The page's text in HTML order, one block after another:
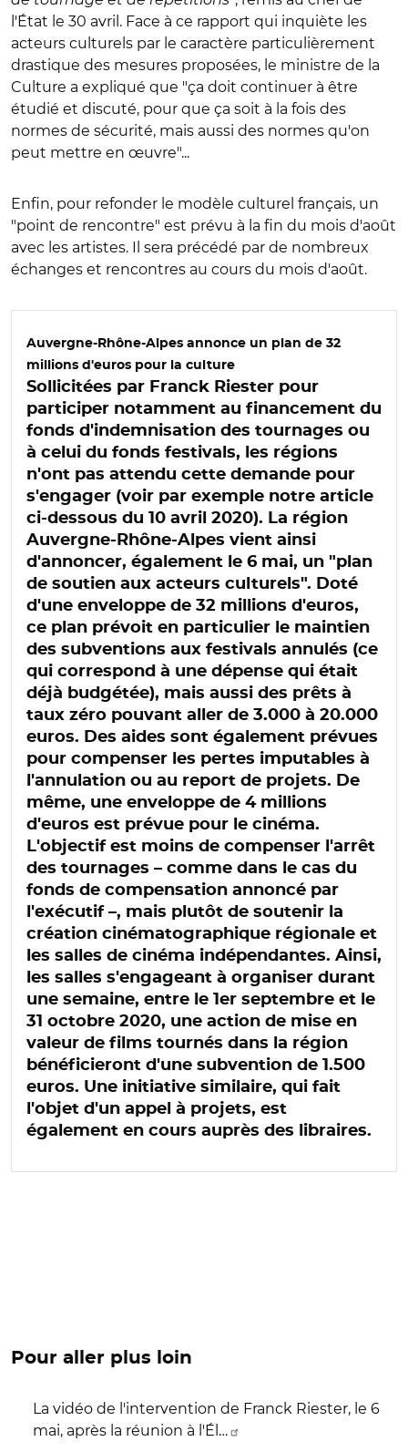
l'État le 30 avril. Face à ce rapport qui inquiète les
acteurs culturels par le caractère particulièrement
drastique des mesures proposées, le ministre de la
Culture a expliqué que "ça doit continuer à être
étudié et discuté, pour que ça soit à la fois des
normes de sécurité, mais aussi des normes qu'on
peut mettre en œuvre"...
Enfin, pour refonder le modèle culturel français, un
"point de rencontre" est prévu à la fin du mois d'août
avec les artistes. Il sera précédé par de nombreux
échanges et rencontres au cours du mois d'août.
Auvergne-Rhône-Alpes annonce un plan de 32
millions d'euros pour la culture
Sollicitées par Franck Riester pour
participer notamment au financement du
fonds d'indemnisation des tournages ou
à celui du fonds festivals, les régions
n'ont pas attendu cette demande pour
s'engager (voir par exemple notre article
ci-dessous du 10 avril 2020). La région
Auvergne-Rhône-Alpes vient ainsi
d'annoncer, également le 6 mai, un "plan
de soutien aux acteurs culturels". Doté
d'une enveloppe de 32 millions d'euros,
ce plan prévoit en particulier le maintien
des subventions aux festivals annulés (ce
qui correspond à une dépense qui était
déjà budgétée), mais aussi des prêts à
taux zéro pouvant aller de 3.000 à 20.000
euros. Des aides sont également prévues
pour compenser les pertes imputables à
l'annulation ou au report de projets. De
même, une enveloppe de 4 millions
d'euros est prévue pour le cinéma.
L'objectif est moins de compenser l'arrêt
des tournages – comme dans le cas du
fonds de compensation annoncé par
l'exécutif –, mais plutôt de soutenir la
création cinématographique régionale et
les salles de cinéma indépendantes. Ainsi,
les salles s'engageant à organiser durant
une semaine, entre le 1er septembre et le
31 octobre 2020, une action de mise en
valeur de films tournés dans la région
bénéficieront d'une subvention de 1.500
euros. Une initiative similaire, qui fait
l'objet d'un appel à projets, est
également en cours auprès des libraires.
Pour aller plus loin
La vidéo de l'intervention de Franck Riester, le 6
mai, après la réunion à l'Él…